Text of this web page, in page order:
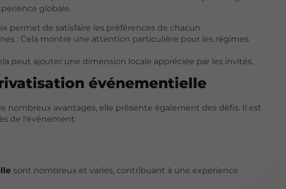
globale.
permet de satisfaire les préférences de chacun.
: Cela montre une attention particulière pour les régimes
peut ajouter une dimension locale appréciée par les invités.
événementielle
nombreux avantages, elle présente également des défis. Il est
de l'événement.
sont nombreux et variés, contribuant à une expérience